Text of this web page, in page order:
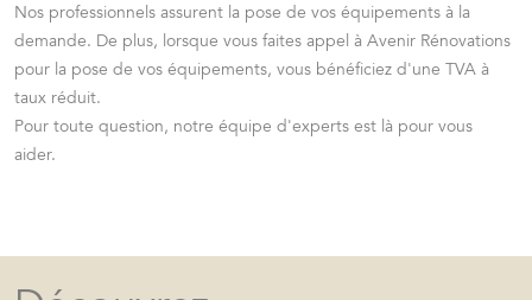
Nos professionnels assurent la pose de vos équipements à la
demande. De plus, lorsque vous faites appel à Avenir Rénovations
pour la pose de vos équipements, vous bénéficiez d'une TVA à
taux réduit.
Pour toute question, notre équipe d'experts est là pour vous
aider.